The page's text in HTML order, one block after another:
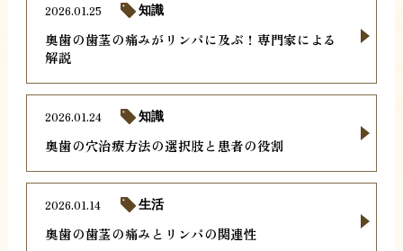
奥歯の歯茎の痛みがリンパに及ぶ！専門家による
解説
2026.01.25 知識
奥歯の穴治療方法の選択肢と患者の役割
2026.01.24 知識
奥歯の歯茎の痛みとリンパの関連性
2026.01.14 生活